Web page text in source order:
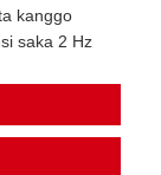
kanggo
saka 2 Hz